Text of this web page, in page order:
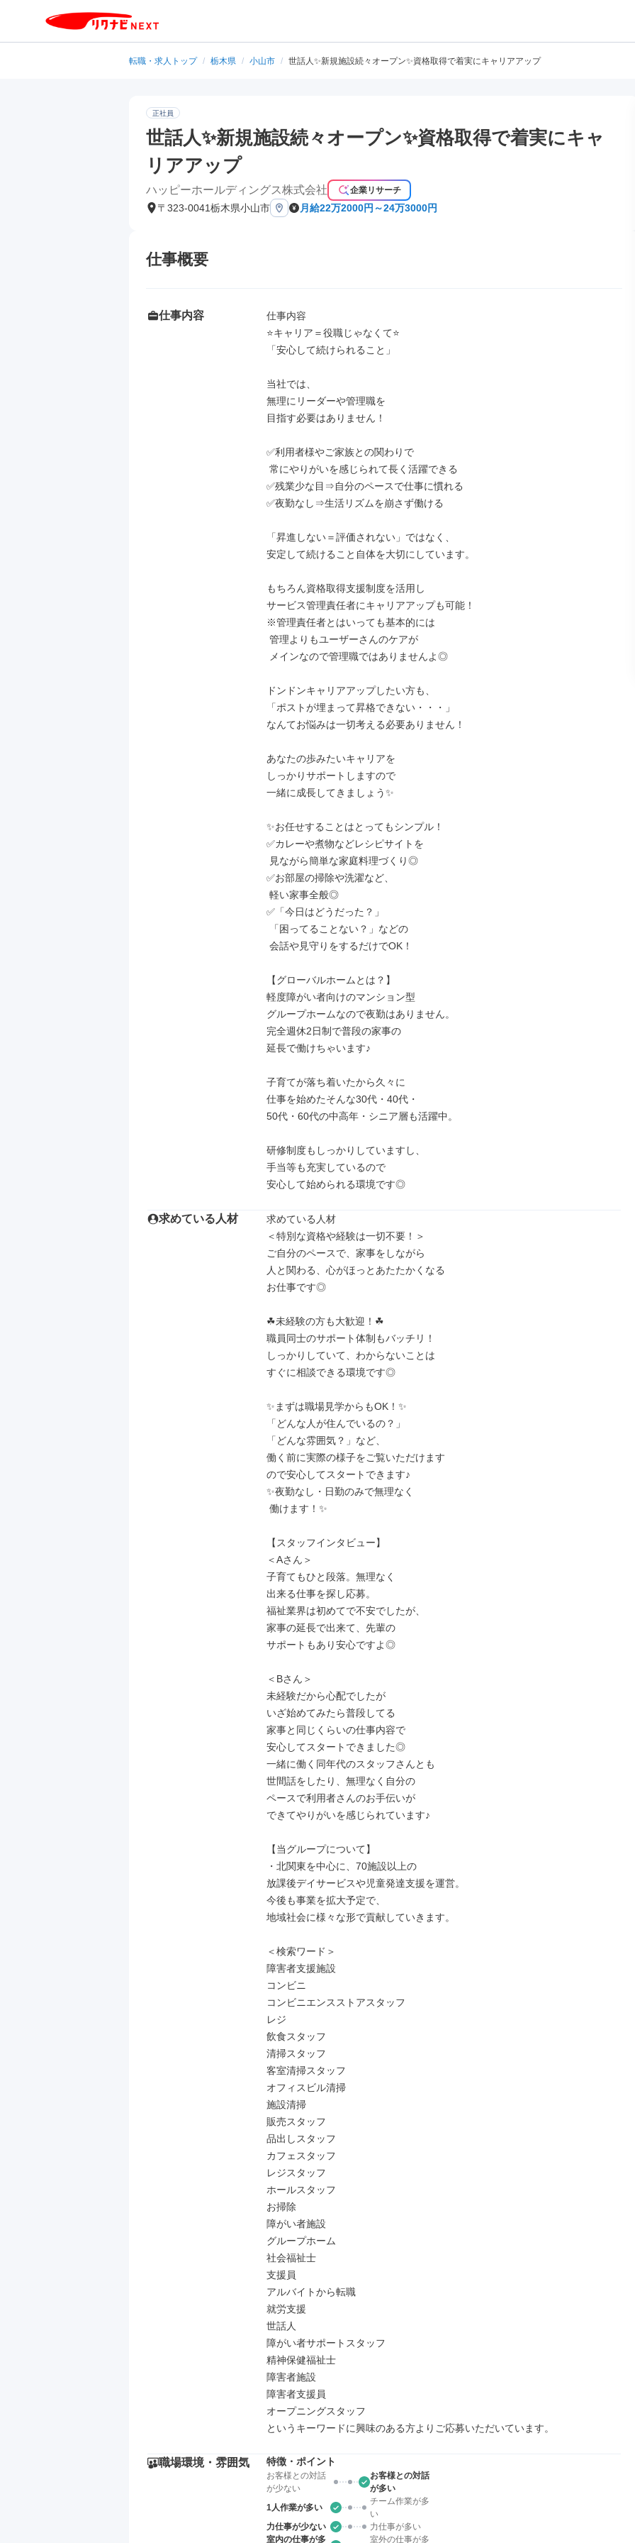
転職・求人トップ / 栃木県 / 小山市 / 世話人✨新規施設続々オープン✨資格取得で着実にキャリアアップ
正社員
世話人✨新規施設続々オープン✨資格取得で着実にキャ
リアアップ
ハッピーホールディングス株式会社 企業リサーチ
〒323-0041栃木県小山市 月給22万2000円～24万3000円
仕事概要
仕事内容
仕事内容
⭐キャリア＝役職じゃなくて⭐
「安心して続けられること」
当社では、
無理にリーダーや管理職を
目指す必要はありません！
✅利用者様やご家族との関わりで
✅残業少な目⇒自分のペースで仕事に慣れる
✅夜勤なし⇒生活リズムを崩さず働ける
「昇進しない＝評価されない」ではなく、
安定して続けること自体を大切にしています。
もちろん資格取得支援制度を活用し
サービス管理責任者にキャリアアップも可能！
※管理責任者とはいっても基本的には
ドンドンキャリアアップしたい方も、
「ポストが埋まって昇格できない・・・」
なんてお悩みは一切考える必要ありません！
あなたの歩みたいキャリアを
しっかりサポートしますので
一緒に成長してきましょう✨
✨お任せすることはとってもシンプル！
✅カレーや煮物などレシピサイトを
✅お部屋の掃除や洗濯など、
✅「今日はどうだった？」
【グローバルホームとは？】
軽度障がい者向けのマンション型
グループホームなので夜勤はありません。
完全週休2日制で普段の家事の
延長で働けちゃいます♪
子育てが落ち着いたから久々に
仕事を始めたそんな30代・40代・
50代・60代の中高年・シニア層も活躍中。
研修制度もしっかりしていますし、
手当等も充実しているので
安心して始められる環境です◎
求めている人材
求めている人材
＜特別な資格や経験は一切不要！＞
ご自分のペースで、家事をしながら
人と関わる、心がほっとあたたかくなる
お仕事です◎
☘未経験の方も大歓迎！☘
職員同士のサポート体制もバッチリ！
しっかりしていて、わからないことは
すぐに相談できる環境です◎
✨まずは職場見学からもOK！✨
「どんな人が住んでいるの？」
「どんな雰囲気？」など、
働く前に実際の様子をご覧いただけます
ので安心してスタートできます♪
✨夜勤なし・日勤のみで無理なく
【スタッフインタビュー】
＜Aさん＞
子育てもひと段落。無理なく
出来る仕事を探し応募。
福祉業界は初めてで不安でしたが、
家事の延長で出来て、先輩の
サポートもあり安心ですよ◎
＜Bさん＞
未経験だから心配でしたが
いざ始めてみたら普段してる
家事と同じくらいの仕事内容で
安心してスタートできました◎
一緒に働く同年代のスタッフさんとも
世間話をしたり、無理なく自分の
ペースで利用者さんのお手伝いが
できてやりがいを感じられています♪
【当グループについて】
・北関東を中心に、70施設以上の
放課後デイサービスや児童発達支援を運営。
今後も事業を拡大予定で、
地域社会に様々な形で貢献していきます。
＜検索ワード＞
障害者支援施設
コンビニ
コンビニエンスストアスタッフ
レジ
飲食スタッフ
清掃スタッフ
客室清掃スタッフ
オフィスビル清掃
施設清掃
販売スタッフ
品出しスタッフ
カフェスタッフ
レジスタッフ
ホールスタッフ
お掃除
障がい者施設
グループホーム
社会福祉士
支援員
アルバイトから転職
就労支援
世話人
障がい者サポートスタッフ
精神保健福祉士
障害者施設
障害者支援員
オープニングスタッフ
というキーワードに興味のある方よりご応募いただいています。
職場環境・雰囲気 特徴・ポイント
お客様との対話
が少ない
お客様との対話
が多い
1人作業が多い
チーム作業が多
い
力仕事が少ない
力仕事が多い
室内の仕事が多
室外の仕事が多